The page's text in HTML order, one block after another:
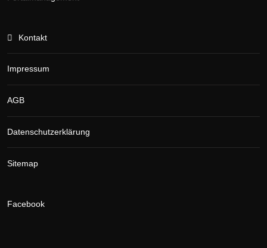
Kontakt
Impressum
AGB
Datenschutzerklärung
Sitemap
Facebook